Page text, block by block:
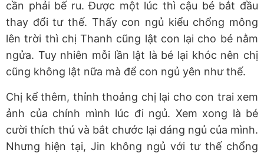
cần phải bế ru. Được một lúc thì cậu bé bắt đầu
thay đổi tư thế. Thấy con ngủ kiểu chổng mông
lên trời thì chị Thanh cũng lật con lại cho bé nằm
ngửa. Tuy nhiên mỗi lần lật là bé lại khóc nên chị
cũng không lật nữa mà để con ngủ yên như thế.
Chị kể thêm, thỉnh thoảng chị lại cho con trai xem
ảnh của chính mình lúc đi ngủ. Xem xong là bé
cười thích thú và bắt chước lại dáng ngủ của mình.
Nhưng hiện tại, Jin không ngủ với tư thế chổng